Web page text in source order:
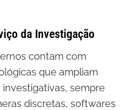
da Investigação
contam com
que ampliam
sempre
discretas, softwares